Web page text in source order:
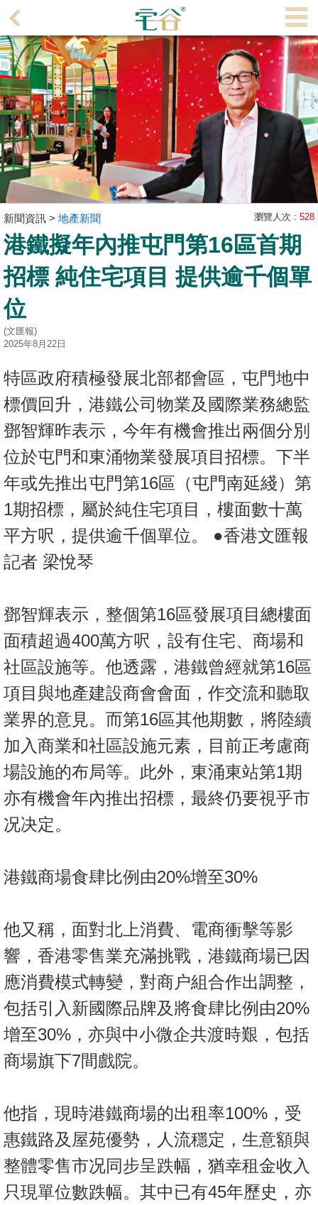
理
主
頁
搵
樓/
成
交
業
主
放
盤
宅
谷
按
揭
地
產
博
客
地
產
新
聞
數
佈
置
業
手
冊
於
我
們
新聞資訊 > 地產新聞 瀏覽人次 : 528
港鐵擬年內推屯門第16區首期
招標 純住宅項目 提供逾千個單
位
(文匯報)
2025年8月22日
特區政府積極發展北部都會區，屯門地中
標價回升，港鐵公司物業及國際業務總監
鄧智輝昨表示，今年有機會推出兩個分別
位於屯門和東涌物業發展項目招標。下半
年或先推出屯門第16區（屯門南延綫）第
1期招標，屬於純住宅項目，樓面數十萬
平方呎，提供逾千個單位。 ●香港文匯報
記者 梁悅琴
鄧智輝表示，整個第16區發展項目總樓面
面積超過400萬方呎，設有住宅、商場和
社區設施等。他透露，港鐵曾經就第16區
項目與地產建設商會會面，作交流和聽取
業界的意見。而第16區其他期數，將陸續
加入商業和社區設施元素，目前正考慮商
場設施的布局等。此外，東涌東站第1期
亦有機會年內推出招標，最終仍要視乎市
况决定。
港鐵商場食肆比例由20%增至30%
他又稱，面對北上消費、電商衝擊等影
響，香港零售業充滿挑戰，港鐵商場已因
應消費模式轉變，對商户組合作出調整，
包括引入新國際品牌及將食肆比例由20%
增至30%，亦與中小微企共渡時艱，包括
商場旗下7間戲院。
他指，現時港鐵商場的出租率100%，受
惠鐵路及屋苑優勢，人流穩定，生意額與
整體零售市况同步呈跌幅，猶幸租金收入
只現單位數跌幅。其中已有45年歷史，亦